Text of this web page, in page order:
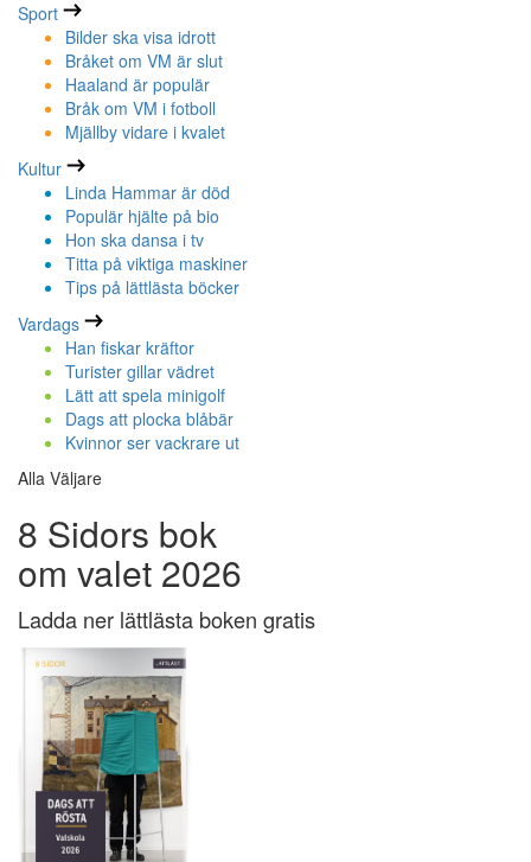
Sport
Bilder ska visa idrott
Bråket om VM är slut
Haaland är populär
Bråk om VM i fotboll
Mjällby vidare i kvalet
Kultur
Linda Hammar är död
Populär hjälte på bio
Hon ska dansa i tv
Titta på viktiga maskiner
Tips på lättlästa böcker
Vardags
Han fiskar kräftor
Turister gillar vädret
Lätt att spela minigolf
Dags att plocka blåbär
Kvinnor ser vackrare ut
Alla Väljare
8 Sidors bok
om valet 2026
Ladda ner lättlästa boken gratis